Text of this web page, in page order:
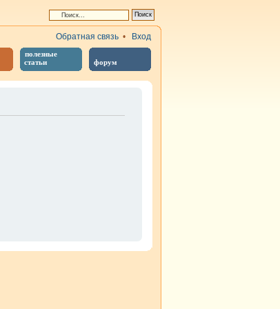
полезные
статьи
форум
Обратная связь • Вход